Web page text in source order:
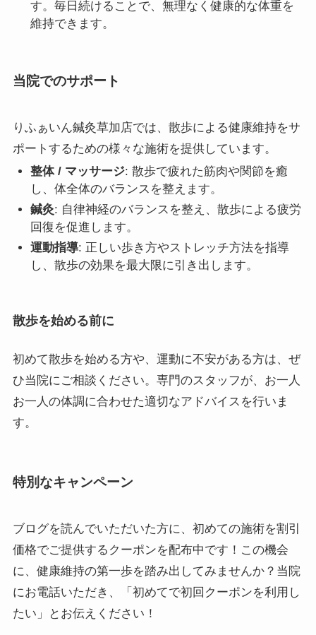
す。毎日続けることで、無理なく健康的な体重を
維持できます。
当院でのサポート
りふぁいん鍼灸草加店では、散歩による健康維持をサ
ポートするための様々な施術を提供しています。
整体 / マッサージ: 散歩で疲れた筋肉や関節を癒
し、体全体のバランスを整えます。
鍼灸: 自律神経のバランスを整え、散歩による疲労
回復を促進します。
運動指導: 正しい歩き方やストレッチ方法を指導
し、散歩の効果を最大限に引き出します。
散歩を始める前に
初めて散歩を始める方や、運動に不安がある方は、ぜ
ひ当院にご相談ください。専門のスタッフが、お一人
お一人の体調に合わせた適切なアドバイスを行いま
す。
特別なキャンペーン
ブログを読んでいただいた方に、初めての施術を割引
価格でご提供するクーポンを配布中です！この機会
に、健康維持の第一歩を踏み出してみませんか？当院
にお電話いただき、「初めてで初回クーポンを利用し
たい」とお伝えください！